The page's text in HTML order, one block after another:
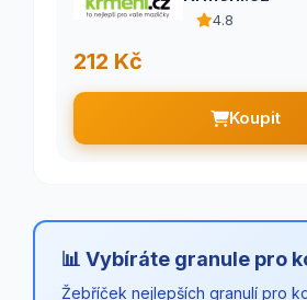
4.8
212 Kč
Koupit
📊 Vybíráte granule pro
Žebříček nejlepších granulí pro